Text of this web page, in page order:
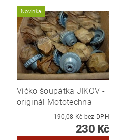
Novinka
Víčko šoupátka JIKOV -
originál Mototechna
190,08 Kč bez DPH
230 Kč